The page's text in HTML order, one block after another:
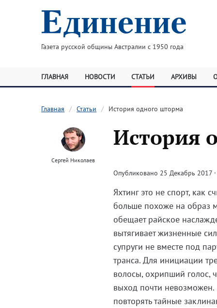
Газета русской общины Австралии с 1950 года
ГЛАВНАЯ НОВОСТИ СТАТЬИ АРХИВЫ
Главная Статьи История одного шторма
Сергей Николаев
История
Опубликовано 25 Декабрь 2017
Яхтинг это не спорт, как
больше похоже на образ
обещает райское
вытягивает жизненные
супруги не вместе под
транса. Для инициации
волосы, охрипший голос,
выход почти
повторять тайные